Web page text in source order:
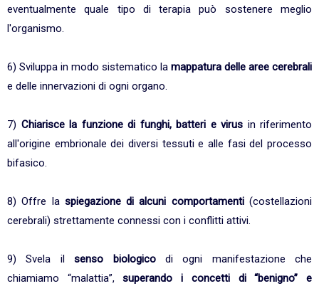
eventualmente quale tipo di terapia può sostenere meglio
l'organismo.
6) Sviluppa in modo sistematico la mappatura delle aree cerebrali
e delle innervazioni di ogni organo.
7) Chiarisce la funzione di funghi, batteri e virus in riferimento
all'origine embrionale dei diversi tessuti e alle fasi del processo
bifasico.
8) Offre la spiegazione di alcuni comportamenti(costellazioni
cerebrali) strettamente connessi con i conflitti attivi.
9) Svela ilsenso biologicodi ogni manifestazione che
chiamiamo “malattia”,superando i concetti di “benigno” e